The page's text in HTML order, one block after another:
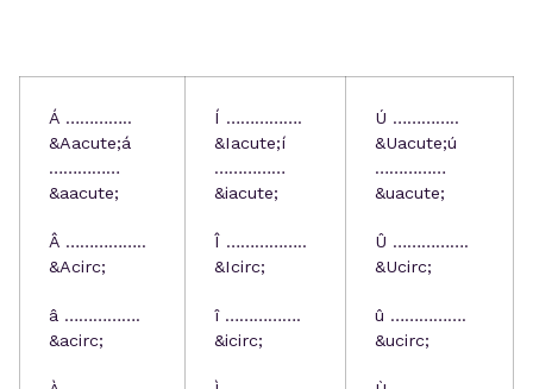
Á …………..
&Aacute;á
……………
&aacute;
Â ……………..
&Acirc;
â …………….
&acirc;
Í …………….
&Iacute;í
……………
&iacute;
Î ……………..
&Icirc;
î …………….
&icirc;
Ú …………..
&Uacute;ú
……………
&uacute;
Û …………….
&Ucirc;
û …………….
&ucirc;